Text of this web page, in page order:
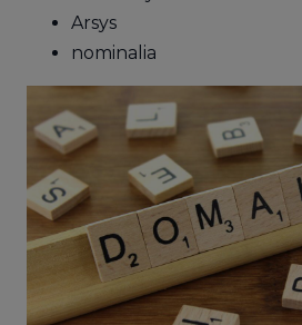
Arsys
nominalia